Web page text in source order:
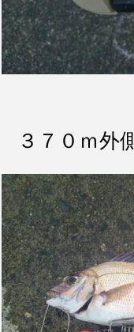
３７０ｍ